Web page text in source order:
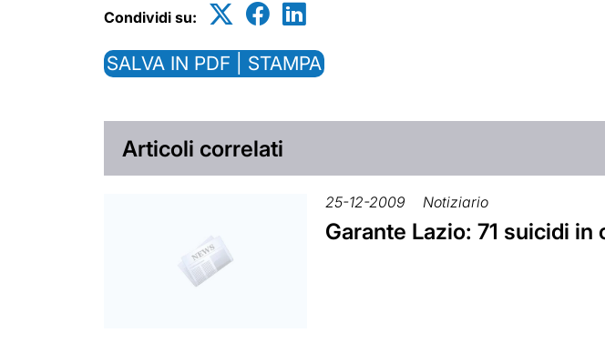
Condividi su:
SALVA IN PDF | STAMPA
Articoli correlati
25-12-2009 Notiziario
Garante Lazio: 71 suicidi